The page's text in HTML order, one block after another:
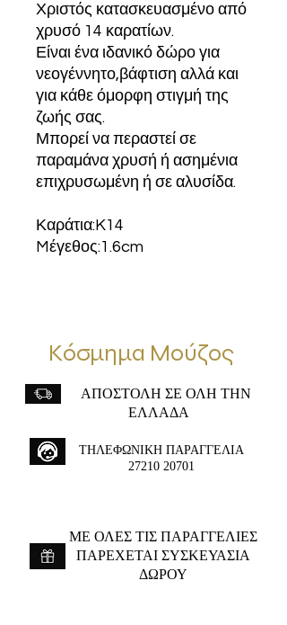
Χριστός κατασκευασμένο από
χρυσό 14 καρατίων.
Είναι ένα ιδανικό δώρο για
νεογέννητο,βάφτιση αλλά και
για κάθε όμορφη στιγμή της
ζωής σας.
Μπορεί να περαστεί σε
παραμάνα χρυσή ή ασημένια
επιχρυσωμένη ή σε αλυσίδα.
Καράτια:K14
Mέγεθος:1.6cm
Κόσμημα Μούζος
ΑΠΟΣΤΟΛΗ ΣΕ ΟΛΗ ΤΗΝ
ΕΛΛΑΔΑ
ΤΗΛΕΦΩΝΙΚΗ ΠΑΡΑΓΓΕΛΙΑ
27210 20701
ME ΟΛΕΣ ΤΙΣ ΠΑΡΑΓΓΕΛΙΕΣ
ΠΑΡΕΧΕΤΑΙ ΣΥΣΚΕΥΑΣΙΑ
ΔΩΡΟΥ